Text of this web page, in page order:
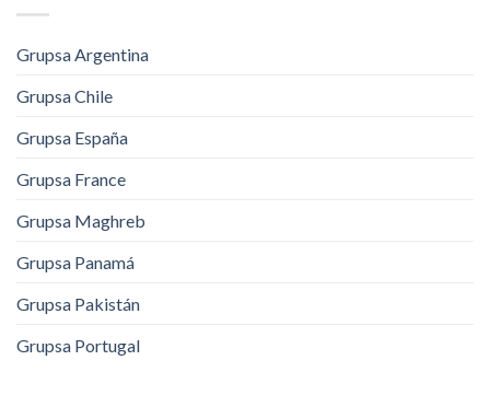
Grupsa Argentina
Grupsa Chile
Grupsa España
Grupsa France
Grupsa Maghreb
Grupsa Panamá
Grupsa Pakistán
Grupsa Portugal